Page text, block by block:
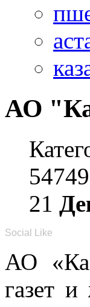
АО
54749
21
Social Like
АО
газет